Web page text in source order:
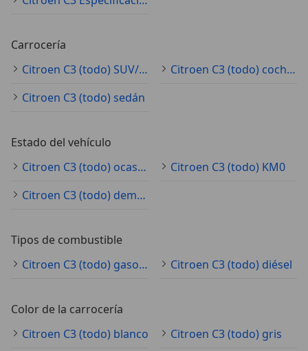
Carrocería
Citroen C3 (todo) SUV/4x4/pickup
Citroen C3 (todo) coche pequeño
Citroen C3 (todo) sedán
Estado del vehículo
Citroen C3 (todo) ocasión
Citroen C3 (todo) KM0
Citroen C3 (todo) demostración
Tipos de combustible
Citroen C3 (todo) gasolina
Citroen C3 (todo) diésel
Color de la carrocería
Citroen C3 (todo) blanco
Citroen C3 (todo) gris